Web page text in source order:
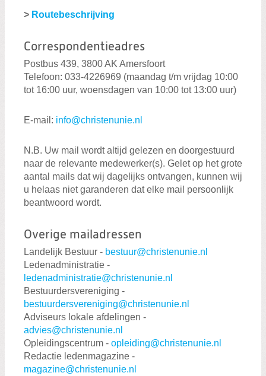
> Routebeschrijving
Correspondentieadres
Postbus 439, 3800 AK Amersfoort
Telefoon: 033-4226969 (maandag t/m vrijdag 10:00
tot 16:00 uur, woensdagen van 10:00 tot 13:00 uur)
E-mail: info@christenunie.nl
N.B. Uw mail wordt altijd gelezen en doorgestuurd
naar de relevante medewerker(s). Gelet op het grote
aantal mails dat wij dagelijks ontvangen, kunnen wij
u helaas niet garanderen dat elke mail persoonlijk
beantwoord wordt.
Overige mailadressen
Landelijk Bestuur - bestuur@christenunie.nl
Ledenadministratie -
ledenadministratie@christenunie.nl
Bestuurdersvereniging -
bestuurdersvereniging@christenunie.nl
Adviseurs lokale afdelingen -
advies@christenunie.nl
Opleidingscentrum - opleiding@christenunie.nl
Redactie ledenmagazine -
magazine@christenunie.nl